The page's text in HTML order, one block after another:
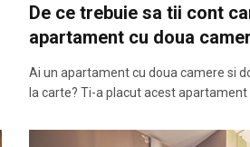
De ce trebuie sa tii cont
apartament cu doua
Ai un apartament cu doua camere si
la carte? Ti-a placut acest apartament